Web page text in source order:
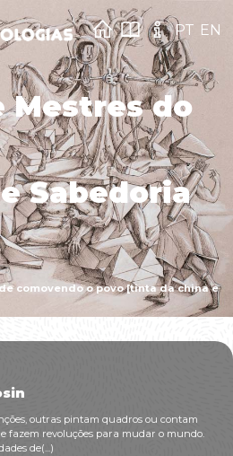
comovendo o povo [tinta da china e
Mestres do
Sabedoria
PT EN
outras pintam quadros ou contam
fazem revoluções para mudar o mundo.
de(...)